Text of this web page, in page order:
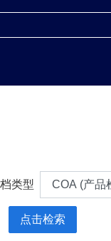
类型